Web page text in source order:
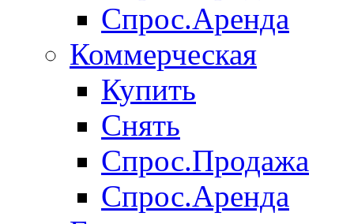
Спрос.Аренда
Коммерческая
Купить
Снять
Спрос.Продажа
Спрос.Аренда